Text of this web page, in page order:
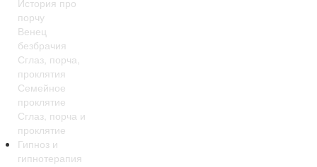
порчу
Венец
безбрачия
Сглаз, порча,
проклятия
Семейное
проклятие
Сглаз, порча и
проклятие
Гипноз и
гипнотерапия